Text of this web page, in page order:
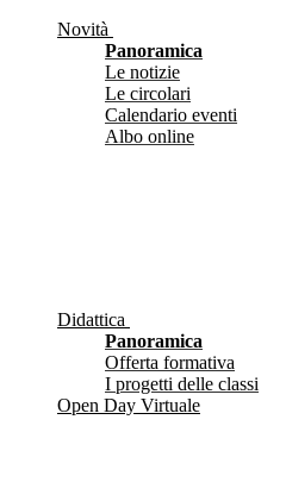
Novità
Panoramica
Le notizie
Le circolari
Calendario eventi
Albo online
Didattica
Panoramica
Offerta formativa
I progetti delle classi
Open Day Virtuale